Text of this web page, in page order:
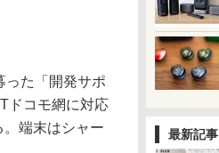
最新記事
た「開発サポ
ドコモ網に対応
端末はシャー